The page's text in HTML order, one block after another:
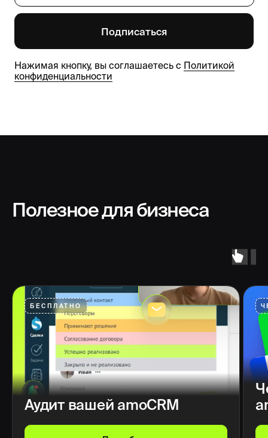
Полезное для бизнеса
БЕСПЛАТНО
Аудит вашей amoCRM